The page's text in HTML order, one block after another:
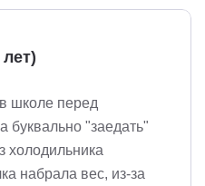
школе перед
буквально "заедать"
холодильника
набрала вес, из-за